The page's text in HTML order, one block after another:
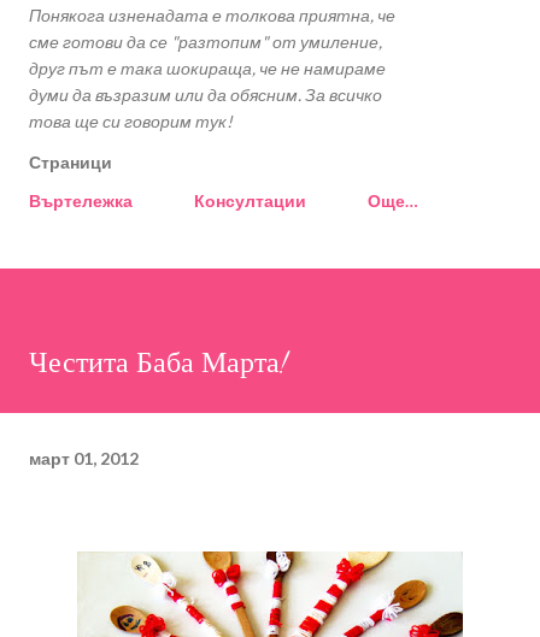
Понякога изненадата е толкова приятна, че
сме готови да се "разтопим" от умиление,
друг път е така шокираща, че не намираме
думи да възразим или да обясним. За всичко
това ще си говорим тук!
Страници
Въртележка
Консултации Още…
Честита Баба Марта!
март 01, 2012